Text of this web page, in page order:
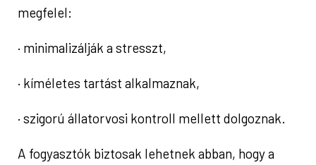
megfelel:
· minimalizálják a stresszt,
· kíméletes tartást alkalmaznak,
· szigorú állatorvosi kontroll mellett dolgoznak.
A fogyasztók biztosak lehetnek abban, hogy a